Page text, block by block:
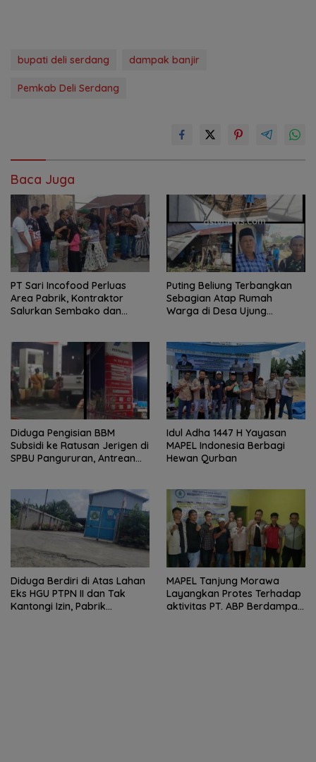
bupati deli serdang dampak banjir
Pemkab Deli Serdang
Baca Juga
PT Sari Incofood Perluas
Area Pabrik, Kontraktor
Salurkan Sembako dan
Puting Beliung Terbangkan
Sebagian Atap Rumah
Warga di Desa Ujung
Bantuan
Diduga Pengisian BBM
Subsidi ke Ratusan Jerigen di
SPBU Pangururan, Antrean
Idul Adha 1447 H Yayasan
MAPEL Indonesia Berbagi
Hewan Qurban
Diduga Berdiri di Atas Lahan
Eks HGU PTPN II dan Tak
Kantongi Izin, Pabrik
MAPEL Tanjung Morawa
Layangkan Protes Terhadap
aktivitas PT. ABP Berdampak